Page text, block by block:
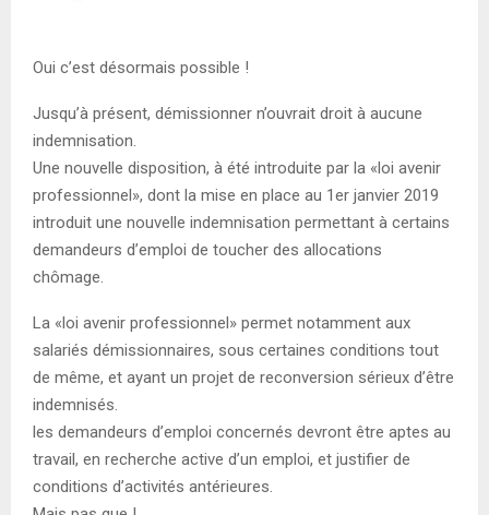
Oui c’est désormais possible !
Jusqu’à présent, démissionner n’ouvrait droit à aucune
indemnisation.
Une nouvelle disposition, à été introduite par la «loi avenir
professionnel», dont la mise en place au 1er janvier 2019
introduit une nouvelle indemnisation permettant à certains
demandeurs d’emploi de toucher des allocations
chômage.
La «loi avenir professionnel» permet notamment aux
salariés démissionnaires, sous certaines conditions tout
de même, et ayant un projet de reconversion sérieux d’être
indemnisés.
les demandeurs d’emploi concernés devront être aptes au
travail, en recherche active d’un emploi, et justifier de
conditions d’activités antérieures.